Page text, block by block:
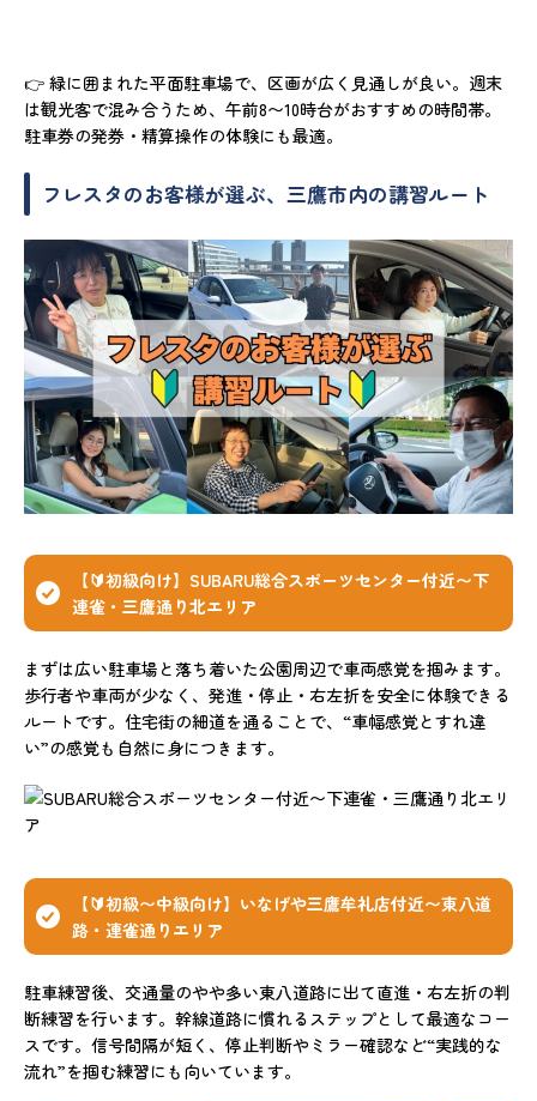
👉 緑に囲まれた平面駐車場で、区画が広く見通しが良い。週末
は観光客で混み合うため、午前8〜10時台がおすすめの時間帯。
駐車券の発券・精算操作の体験にも最適。
フレスタのお客様が選ぶ、三鷹市内の講習ルート
【🔰初級向け】SUBARU総合スポーツセンター付近〜下
連雀・三鷹通り北エリア
まずは広い駐車場と落ち着いた公園周辺で車両感覚を掴みます。
歩行者や車両が少なく、発進・停止・右左折を安全に体験できる
ルートです。住宅街の細道を通ることで、“車幅感覚とすれ違
い”の感覚も自然に身につきます。
【🔰初級〜中級向け】いなげや三鷹牟礼店付近〜東八道
路・連雀通りエリア
駐車練習後、交通量のやや多い東八道路に出て直進・右左折の判
断練習を行います。幹線道路に慣れるステップとして最適なコー
スです。信号間隔が短く、停止判断やミラー確認など“実践的な
流れ”を掴む練習にも向いています。